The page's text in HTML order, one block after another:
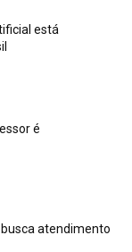
está
é
atendimento